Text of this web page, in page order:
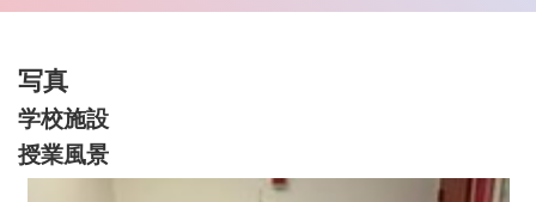
写真
学校施設
授業風景